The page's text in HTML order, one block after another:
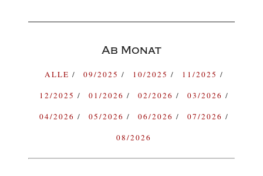
Ab Monat
ALLE 09/2025 10/2025
11/2025
12/2025
01/2026 02/2026
03/2026
04/2026
05/2026 06/2026
07/2026
08/2026